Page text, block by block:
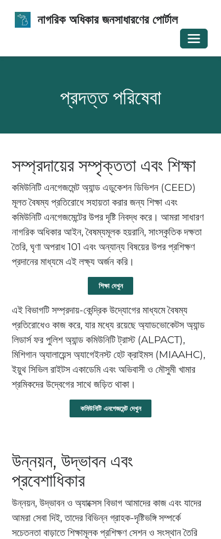
নাগরিক অধিকার জনসাধারণের পোর্টাল
প্রদত্ত পরিষেবা
সম্প্রদায়ের সম্পৃক্ততা এবং শিক্ষা
কমিউনিটি এনগেজমেন্ট অ্যান্ড এডুকেশন ডিভিশন (CEED)
মূলত বৈষম্য প্রতিরোধে সহায়তা করার জন্য শিক্ষা এবং
কমিউনিটি এনগেজমেন্টের উপর দৃষ্টি নিবদ্ধ করে। আমরা সাধারণ
নাগরিক অধিকার আইন, বৈষম্যমূলক হয়রানি, সাংস্কৃতিক দক্ষতা
তৈরি, ঘৃণা অপরাধ 101 এবং অন্যান্য বিষয়ের উপর প্রশিক্ষণ
প্রদানের মাধ্যমে এই লক্ষ্য অর্জন করি।
শিক্ষা দেখুন
এই বিভাগটি সম্প্রদায়-কেন্দ্রিক উদ্যোগের মাধ্যমে বৈষম্য
প্রতিরোধেও কাজ করে, যার মধ্যে রয়েছে অ্যাডভোকেটস অ্যান্ড
লিডার্স ফর পুলিশ অ্যান্ড কমিউনিটি ট্রাস্ট (ALPACT),
মিশিগান অ্যালায়েন্স অ্যাগেইনস্ট হেট ক্রাইমস (MIAAHC),
ইয়ুথ সিভিল রাইটস একাডেমি এবং অভিবাসী ও মৌসুমী খামার
শ্রমিকদের উদ্বেগের সাথে জড়িত থাকা।
কমিউনিটি এনগেজমেন্ট দেখুন
উন্নয়ন, উদ্ভাবন এবং
প্রবেশাধিকার
উন্নয়ন, উদ্ভাবন ও অ্যাক্সেস বিভাগ আমাদের কাজ এবং যাদের
আমরা সেবা দিই, তাদের বিভিন্ন গ্রাহক-দৃষ্টিভঙ্গি সম্পর্কে
সচেতনতা বাড়াতে শিক্ষামূলক প্রশিক্ষণ সেশন ও সংস্থান তৈরি